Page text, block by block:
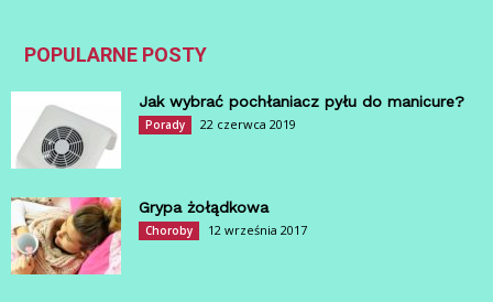
POPULARNE POSTY
Jak wybrać pochłaniacz pyłu do manicure?
Porady 22 czerwca 2019
Grypa żołądkowa
Choroby 12 września 2017